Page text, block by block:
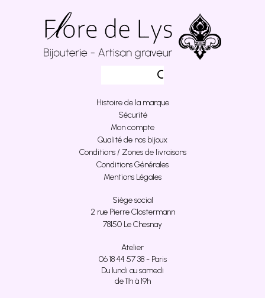
Histoire de la marque
Sécurité
Mon compte
Qualité de nos bijoux
Conditions / Zones de livraisons
Conditions Générales
Mentions Légales
Siège social
2 rue Pierre Clostermann
78150 Le Chesnay
Atelier
06 18 44 57 38 - Paris
Du lundi au samedi
de 11h à 19h